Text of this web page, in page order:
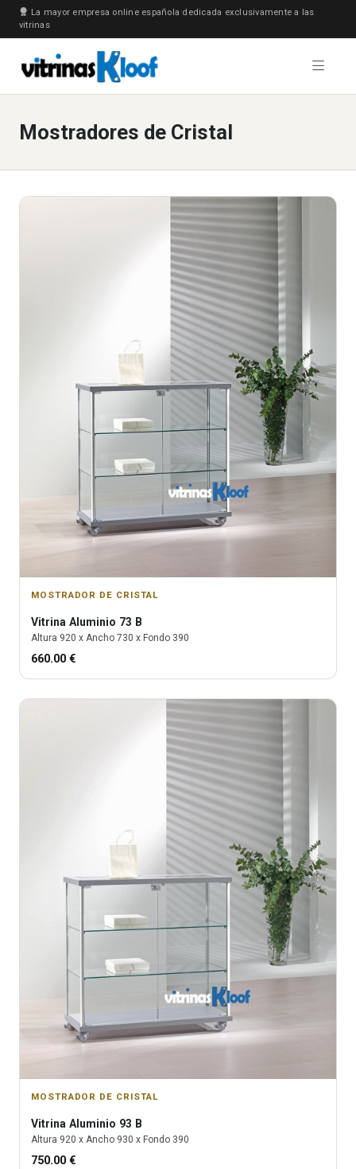
La mayor empresa online española dedicada exclusivamente a las
vitrinas
Mostradores de Cristal
MOSTRADOR DE CRISTAL
Vitrina Aluminio 73 B
Altura 920 x Ancho 730 x Fondo 390
660.00 €
MOSTRADOR DE CRISTAL
Vitrina Aluminio 93 B
Altura 920 x Ancho 930 x Fondo 390
750.00 €